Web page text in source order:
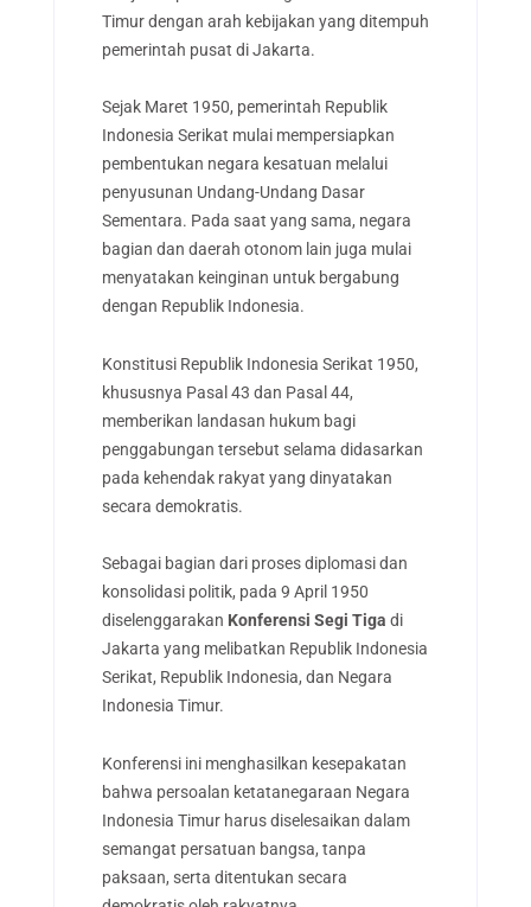
Timur dengan arah kebijakan yang ditempuh
pemerintah pusat di Jakarta.
Sejak Maret 1950, pemerintah Republik
Indonesia Serikat mulai mempersiapkan
pembentukan negara kesatuan melalui
penyusunan Undang-Undang Dasar
Sementara. Pada saat yang sama, negara
bagian dan daerah otonom lain juga mulai
menyatakan keinginan untuk bergabung
dengan Republik Indonesia.
Konstitusi Republik Indonesia Serikat 1950,
khususnya Pasal 43 dan Pasal 44,
memberikan landasan hukum bagi
penggabungan tersebut selama didasarkan
pada kehendak rakyat yang dinyatakan
secara demokratis.
Sebagai bagian dari proses diplomasi dan
konsolidasi politik, pada 9 April 1950
diselenggarakan Konferensi Segi Tiga di
Jakarta yang melibatkan Republik Indonesia
Serikat, Republik Indonesia, dan Negara
Indonesia Timur.
Konferensi ini menghasilkan kesepakatan
bahwa persoalan ketatanegaraan Negara
Indonesia Timur harus diselesaikan dalam
semangat persatuan bangsa, tanpa
paksaan, serta ditentukan secara